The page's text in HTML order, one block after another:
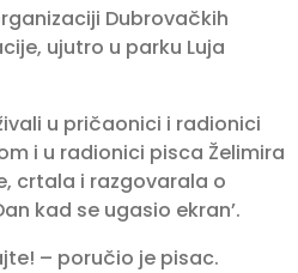
Dubrovačkih
ujutro u parku Luja
u pričaonici i radionici
i u radionici pisca Želimira
crtala i razgovarala o
kad se ugasio ekran’.
– poručio je pisac.